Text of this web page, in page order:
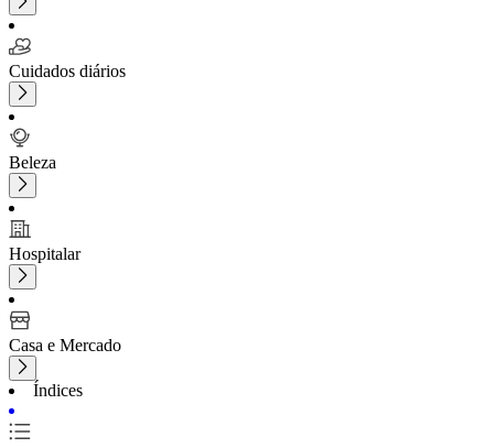
Cuidados diários
Beleza
Hospitalar
Casa e Mercado
Índices